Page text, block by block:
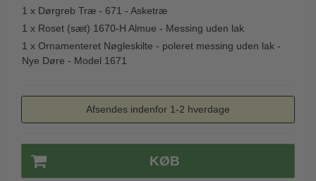
Udendørs dørgreb
1 x Dørgreb Træ - 671 - Asketræ
1 x Roset (sæt) 1670-H Almue - Messing uden lak
1 x Ornamenteret Nøgleskilte - poleret messing uden lak -
Nye Døre - Model 1671
Afsendes indenfor 1-2 hverdage
KØB